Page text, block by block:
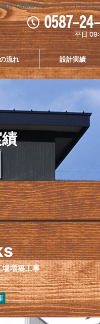
所【有限会社ビレイパレス】におま
平日
流れ 設計実績
増築工事